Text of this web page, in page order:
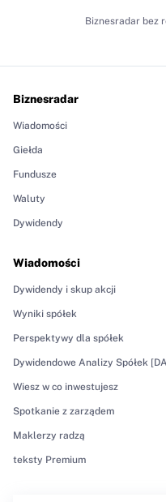
Biznesradar bez
Biznesradar
Wiadomości
Giełda
Fundusze
Waluty
Dywidendy
Wiadomości
Dywidendy i skup akcji
Wyniki spółek
Perspektywy dla spółek
Dywidendowe Analizy Spółek
Wiesz w co inwestujesz
Spotkanie z zarządem
Maklerzy radzą
teksty Premium